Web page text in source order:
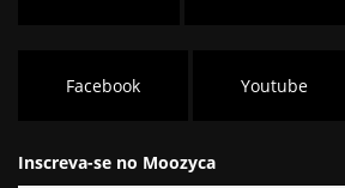
Facebook Youtube
Inscreva-se no Moozyca